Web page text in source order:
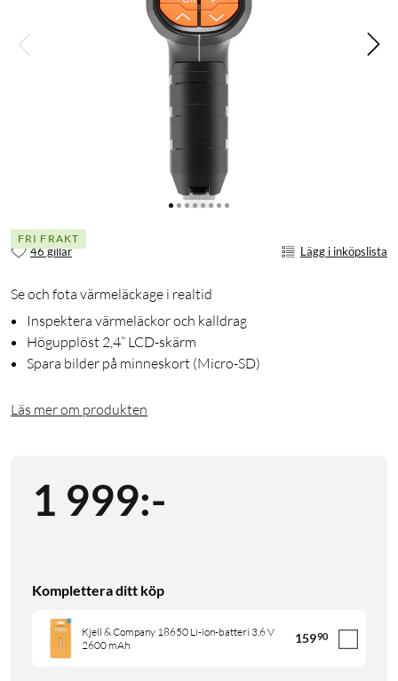
FRI FRAKT
46 gillar Lägg i inköpslista
Se och fota värmeläckage i realtid
Inspektera värmeläckor och kalldrag
Högupplöst 2,4” LCD-skärm
Spara bilder på minneskort (Micro-SD)
Läs mer om produkten
1 999:-
Komplettera ditt köp
Kjell & Company 18650 Li-ion-batteri 3,6 V
2600 mAh
15990